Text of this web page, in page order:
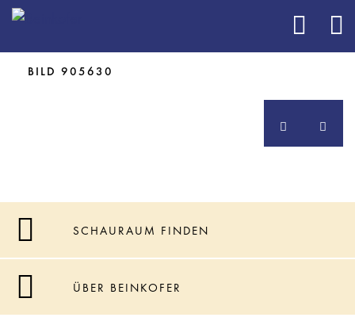
BILD 905629
BILD 905630
SCHAURAUM FINDEN
ÜBER BEINKOFER